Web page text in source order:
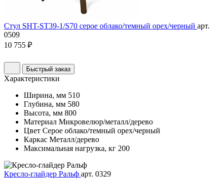
Стул SHT-ST39-1/S70 серое облако/темный орех/черный арт.
0509
10 755 ₽
Быстрый заказ
Характеристики
Ширина, мм 510
Глубина, мм 580
Высота, мм 800
Материал Микровелюр/металл/дерево
Цвет Серое облако/темный орех/черный
Каркас Металл/дерево
Максимальная нагрузка, кг 200
Кресло-глайдер Ральф арт. 0329